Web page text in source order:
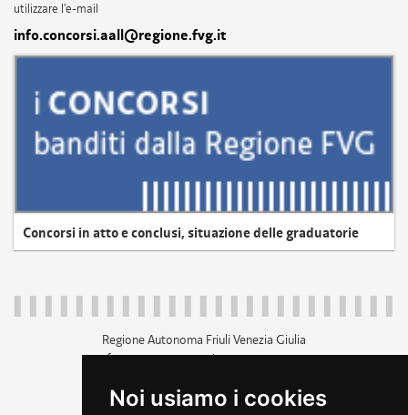
Noi usiamo i cookies
utilizzare l'e-mail
info.concorsi.aall@regione.fvg.it
Concorsi in atto e conclusi, situazione delle graduatorie
Regione Autonoma Friuli Venezia Giulia
c.f. 80014930327; p.iva 00526040324
+39 040 3771111